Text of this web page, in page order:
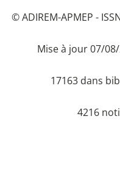
© ADIREM-APMEP -
Mise à jour 07/
17163 dans
4216